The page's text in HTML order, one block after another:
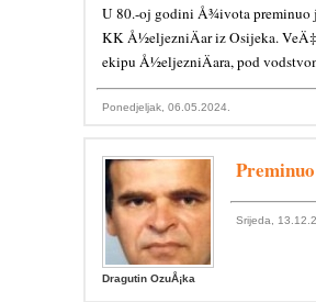
U 80.-oj godini Å¾ivota preminuo
KK Å½eljezniÄar iz Osijeka.
ekipu Å½eljezniÄara, pod
Ponedjeljak, 06.05.2024.
Dragutin OzuÅ¡ka
Srijeda,